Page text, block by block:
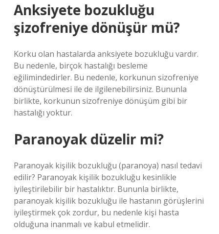
Anksiyete bozukluğu
şizofreniye dönüşür mü?
Korku olan hastalarda anksiyete bozukluğu vardır.
Bu nedenle, birçok hastalığı besleme
eğilimindedirler. Bu nedenle, korkunun sizofreniye
dönüştürülmesi ile de ilgilenebilirsiniz. Bununla
birlikte, korkunun sizofreniye dönüşüm gibi bir
hastalığı yoktur.
Paranoyak düzelir mi?
Paranoyak kişilik bozukluğu (paranoya) nasıl tedavi
edilir? Paranoyak kişilik bozukluğu kesinlikle
iyileştirilebilir bir hastalıktır. Bununla birlikte,
paranoyak kişilik bozukluğu ile hastanın görüşlerini
iyileştirmek çok zordur, bu nedenle kişi hasta
olduğuna inanmalı ve kabul etmelidir.